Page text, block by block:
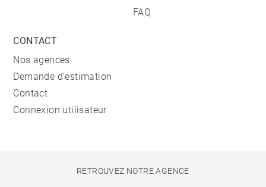
FAQ
CONTACT
Nos agences
Demande d'estimation
Contact
Connexion utilisateur
RETROUVEZ NOTRE AGENCE